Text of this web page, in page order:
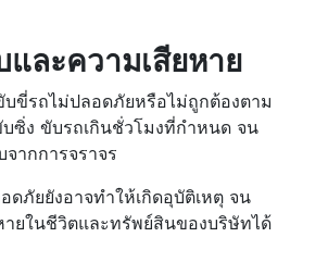
และความเสียหาย
ขี่รถไม่ปลอดภัยหรือไม่ถูกต้องตาม
ซิ่ง ขับรถเกินชั่วโมงที่กำหนด จน
ากการจราจร
ดภัยยังอาจทำให้เกิดอุบัติเหตุ จน
ายในชีวิตและทรัพย์สินของบริษัทได้